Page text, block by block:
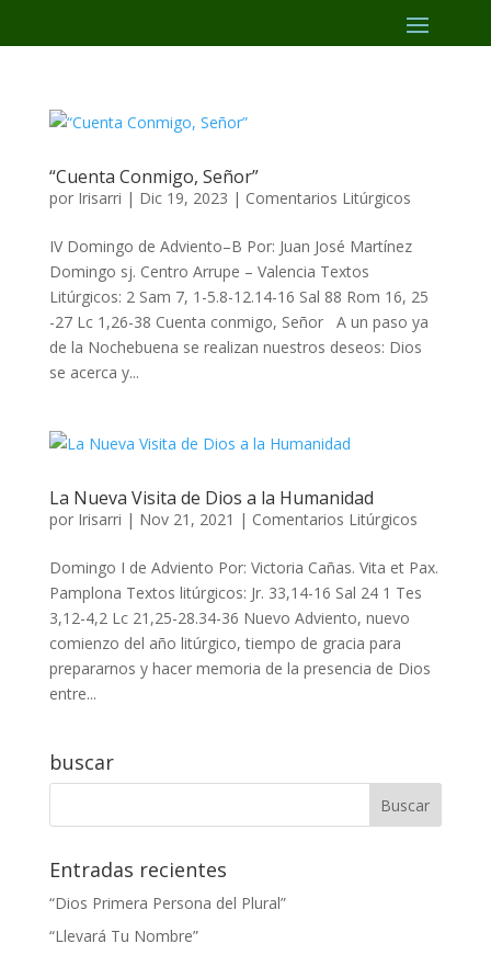
“Cuenta Conmigo, Señor”
por Irisarri | Dic 19, 2023 | Comentarios Litúrgicos
IV Domingo de Adviento–B Por: Juan José Martínez
Domingo sj. Centro Arrupe – Valencia Textos
Litúrgicos: 2 Sam 7, 1-5.8-12.14-16 Sal 88 Rom 16, 25
-27 Lc 1,26-38 Cuenta conmigo, Señor A un paso ya
de la Nochebuena se realizan nuestros deseos: Dios
se acerca y...
La Nueva Visita de Dios a la Humanidad
por Irisarri | Nov 21, 2021 | Comentarios Litúrgicos
Domingo I de Adviento Por: Victoria Cañas. Vita et Pax.
Pamplona Textos litúrgicos: Jr. 33,14-16 Sal 24 1 Tes
3,12-4,2 Lc 21,25-28.34-36 Nuevo Adviento, nuevo
comienzo del año litúrgico, tiempo de gracia para
prepararnos y hacer memoria de la presencia de Dios
entre...
buscar
Entradas recientes
“Dios Primera Persona del Plural”
“Llevará Tu Nombre”